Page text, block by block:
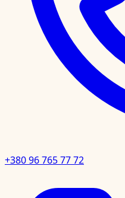
+380 96 765 77 72